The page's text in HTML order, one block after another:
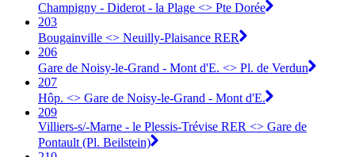
Champigny - Diderot - la Plage <> Pte Dorée
203
Bougainville <> Neuilly-Plaisance RER
206
Gare de Noisy-le-Grand - Mont d'E. <> Pl. de Verdun
207
Hôp. <> Gare de Noisy-le-Grand - Mont d'E.
209
Villiers-s/-Marne - le Plessis-Trévise RER <> Gare de
Pontault (Pl. Beilstein)